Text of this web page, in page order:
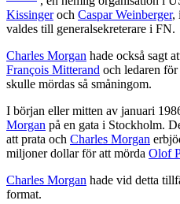
Kissingeroch Caspar Weinberger,
valdes till generalsekreterare i FN.
Charles Morgan hade också sagt
François Mitterand och ledaren
skulle mördas så småningom.
I början eller mitten av januari
Morgan på en gata i Stockholm.
att prata och Charles Morgan
miljoner dollar för att mörda Olof
Charles Morgan hade vid detta
format.